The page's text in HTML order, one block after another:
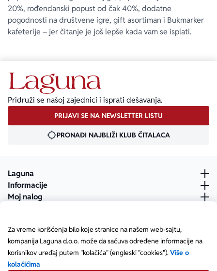
Za vreme korišćenja bilo koje stranice na našem web-sajtu,
kompanija Laguna d.o.o. može da sačuva određene informacije na
korisnikov uređaj putem "kolačića" (engleski "cookies").Više o
kolačićima
20%, rođendanski popust od čak 40%, dodatne
pogodnosti na društvene igre, gift asortiman i Bukmarker
kafeterije – jer čitanje je još lepše kada vam se isplati.
Pridruži se našoj zajednici i isprati dešavanja.
PRIJAVI SE NA NEWSLETTER LISTU
PRONAĐI NAJBLIŽI KLUB ČITALACA
Laguna
Informacije
Moj nalog